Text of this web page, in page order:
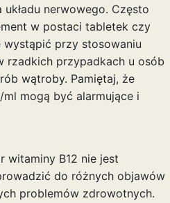
nerwowego. Często
w postaci tabletek czy
wystąpić przy stosowaniu
rzadkich przypadkach u osób
wątroby. Pamiętaj, że
mogą być alarmujące i
witaminy B12 nie jest
do różnych objawów
problemów zdrowotnych.